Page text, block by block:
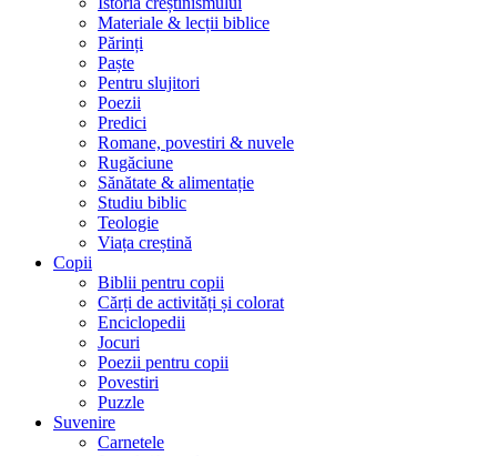
Materiale & lecții biblice
Părinți
Paște
Pentru slujitori
Poezii
Predici
Romane, povestiri & nuvele
Rugăciune
Sănătate & alimentație
Studiu biblic
Teologie
Viața creștină
Copii
Biblii pentru copii
Cărți de activități și colorat
Enciclopedii
Jocuri
Poezii pentru copii
Povestiri
Puzzle
Suvenire
Carnetele